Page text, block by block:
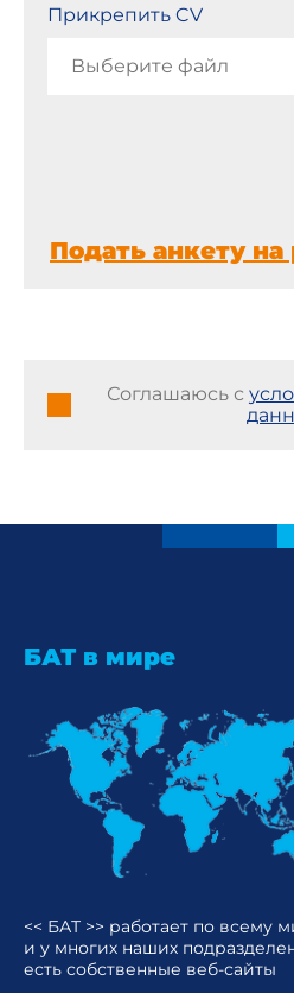
Прикрепить CV
Выберите файл
Подать анкету
Соглашаюсь с
БАТ в мире
<< БАТ >> работает по всему
и у многих наших
есть собственные веб-сайты